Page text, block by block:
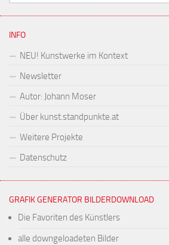
INFO
NEU! Kunstwerke im Kontext
Newsletter
Autor: Johann Moser
Über kunst.standpunkte.at
Weitere Projekte
Datenschutz
GRAFIK GENERATOR BILDERDOWNLOAD
Die Favoriten des Künstlers
alle downgeloadeten Bilder